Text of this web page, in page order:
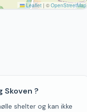
Leaflet | © OpenStreetMap
Skoven ?
shelter og kan ikke